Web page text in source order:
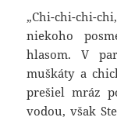
„Chi-chi-chi-
niekoho
hlasom. V
muškáty a
prešiel mráz
vodou, však